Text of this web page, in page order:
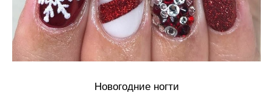
Новогодние ногти